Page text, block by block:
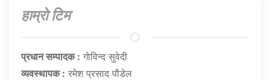
हाम्राे टिम
प्रधान सम्पादक : गाेविन्द सुवेदी
व्यवस्थापक : रमेश प्रसाद पौडेल